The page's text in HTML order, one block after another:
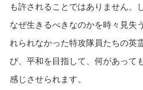
も許されることではありません。
なぜ生きるべきなのかを時々見失
れられなかった特攻隊員たちの英
び、平和を目指して、何があって
感じさせられます。